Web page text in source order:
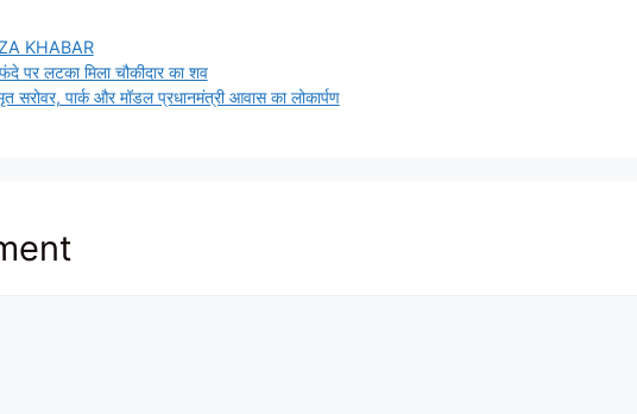
KHABAR
पर लटका मिला चौकीदार का शव
सरोवर, पार्क और मॉडल प्रधानमंत्री आवास का लोकार्पण